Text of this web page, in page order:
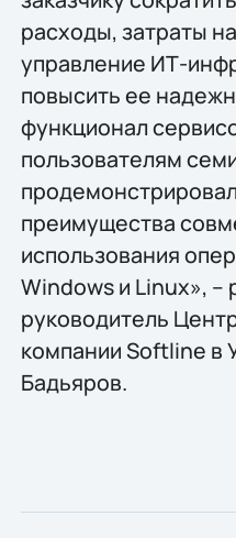
расходы, затраты
управление ИТ-
повысить ее
функционал
пользователям
преимущества
использования
Windows и Linux»,
руководитель
компании Softline в
Бадьяров.